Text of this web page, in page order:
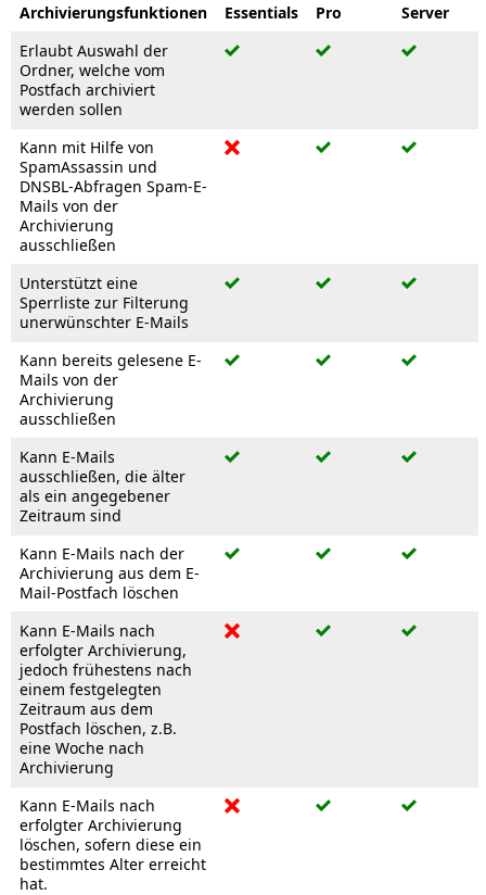
Archivierungsfunktionen
Essentials
Pro
Server
Erlaubt Auswahl der
Ordner, welche vom
Postfach archiviert
werden sollen
Kann mit Hilfe von
SpamAssassin und
DNSBL-Abfragen Spam-E-
Mails von der
Archivierung
ausschließen
Unterstützt eine
Sperrliste zur Filterung
unerwünschter E-Mails
Kann bereits gelesene E-
Mails von der
Archivierung
ausschließen
Kann E-Mails
ausschließen, die älter
als ein angegebener
Zeitraum sind
Kann E-Mails nach der
Archivierung aus dem E-
Mail-Postfach löschen
Kann E-Mails nach
erfolgter Archivierung,
jedoch frühestens nach
einem festgelegten
Zeitraum aus dem
Postfach löschen, z.B.
eine Woche nach
Archivierung
Kann E-Mails nach
erfolgter Archivierung
löschen, sofern diese ein
bestimmtes Alter erreicht
hat.